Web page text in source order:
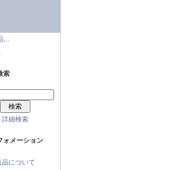
索
詳細検索
メーション
品について